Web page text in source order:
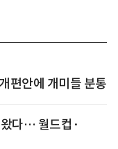
편안에 개미들 분통
다… 월드컵·